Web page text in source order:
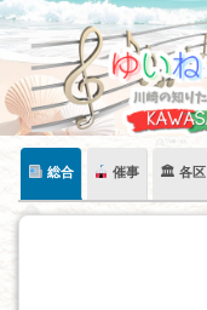
Skip
content
総合 催事 🏛 各区